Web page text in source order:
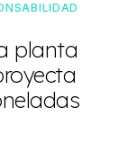
planta